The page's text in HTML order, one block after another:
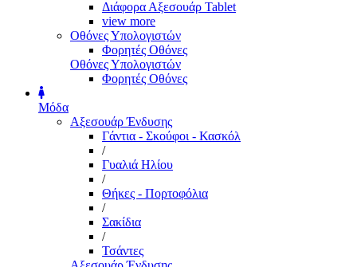
Διάφορα Αξεσουάρ Tablet
view more
Οθόνες Υπολογιστών
Φορητές Οθόνες
Οθόνες Υπολογιστών
Φορητές Οθόνες
Μόδα
Αξεσουάρ Ένδυσης
Γάντια - Σκούφοι - Κασκόλ
/
Γυαλιά Ηλίου
/
Θήκες - Πορτοφόλια
/
Σακίδια
/
Τσάντες